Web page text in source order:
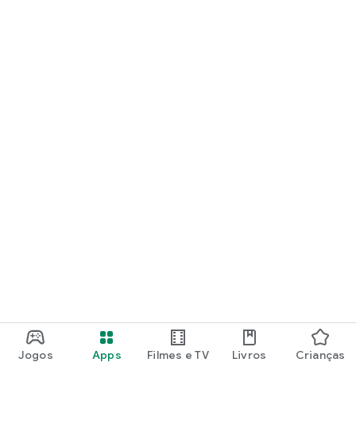
Jogos Apps Filmes e TV Livros Crianças